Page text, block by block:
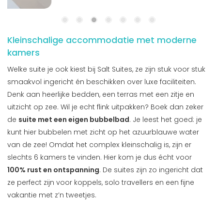
Kleinschalige accommodatie met moderne
kamers
Welke suite je ook kiest bij Salt Suites, ze zijn stuk voor stuk
smaakvol ingericht én beschikken over luxe faciliteiten.
Denk aan heerlijke bedden, een terras met een zitje en
uitzicht op zee. Wil je echt flink uitpakken? Boek dan zeker
de suite met een eigen bubbelbad. Je leest het goed: je
kunt hier bubbelen met zicht op het azuurblauwe water
van de zee! Omdat het complex kleinschalig is, zijn er
slechts 6 kamers te vinden. Hier kom je dus écht voor
100% rust en ontspanning. De suites zijn zo ingericht dat
ze perfect zijn voor koppels, solo travellers en een fijne
vakantie met z’n tweetjes.